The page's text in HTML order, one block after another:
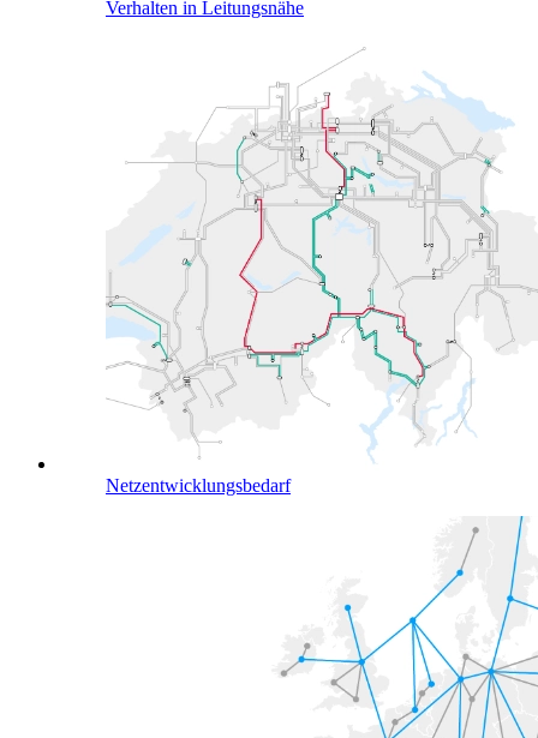
Verhalten in Leitungsnähe
Netzentwicklungsbedarf